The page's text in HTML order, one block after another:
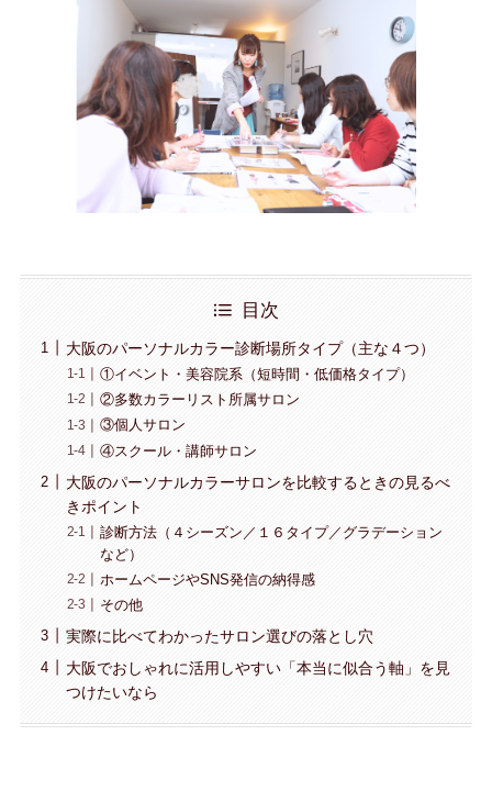
目次
大阪のパーソナルカラー診断場所タイプ（主な４つ）
①イベント・美容院系（短時間・低価格タイプ）
②多数カラーリスト所属サロン
③個人サロン
④スクール・講師サロン
大阪のパーソナルカラーサロンを比較するときの見るべ
きポイント
診断方法（４シーズン／１６タイプ／グラデーション
など）
ホームページやSNS発信の納得感
その他
実際に比べてわかったサロン選びの落とし穴
大阪でおしゃれに活用しやすい「本当に似合う軸」を見
つけたいなら